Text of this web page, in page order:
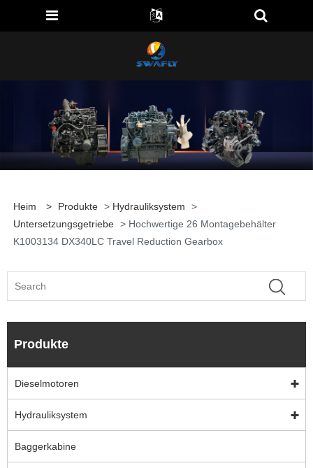
Heim > Produkte > Hydrauliksystem
>
Untersetzungsgetriebe > Hochwertige 26 Montagebehälter
K1003134 DX340LC Travel Reduction Gearbox
Produkte
Dieselmotoren
Hydrauliksystem
Baggerkabine